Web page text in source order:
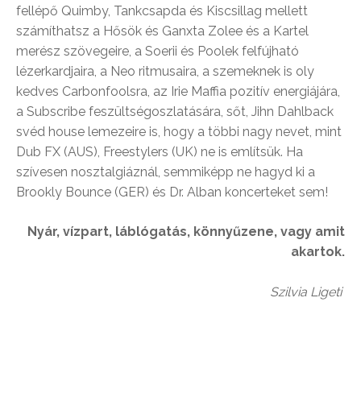
fellépő Quimby, Tankcsapda és Kiscsillag mellett
számíthatsz a Hősök és Ganxta Zolee és a Kartel
merész szövegeire, a Soerii és Poolek felfújható
lézerkardjaira, a Neo ritmusaira, a szemeknek is oly
kedves Carbonfoolsra, az Irie Maffia pozitív energiájára,
a Subscribe feszültségoszlatására, sőt, Jihn Dahlback
svéd house lemezeire is, hogy a többi nagy nevet, mint
Dub FX (AUS), Freestylers (UK) ne is említsük. Ha
szívesen nosztalgiáznál, semmiképp ne hagyd ki a
Brookly Bounce (GER) és Dr. Alban koncerteket sem!
Nyár, vízpart, láblógatás, könnyűzene, vagy amit
akartok.
Szilvia Ligeti